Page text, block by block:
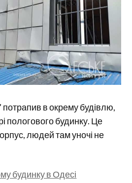
потрапив в окрему будівлю,
пологового будинку. Це
людей там уночі не